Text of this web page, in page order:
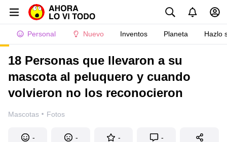
Personal Nuevo Inventos Planeta Hazlo
18 Personas que llevaron a su
mascota al peluquero y cuando
volvieron no los reconocieron
Mascotas · Fotos
- - - -